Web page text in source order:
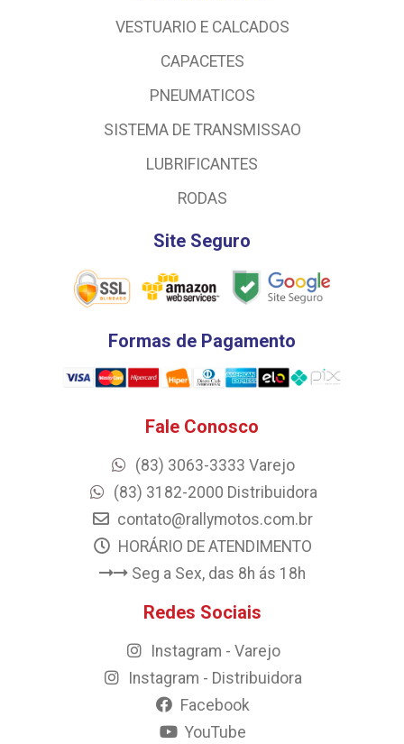
VESTUARIO E CALCADOS
CAPACETES
PNEUMATICOS
SISTEMA DE TRANSMISSAO
LUBRIFICANTES
RODAS
Site Seguro
Formas de Pagamento
Fale Conosco
(83) 3063-3333 Varejo
(83) 3182-2000 Distribuidora
contato@rallymotos.com.br
HORÁRIO DE ATENDIMENTO
Seg a Sex, das 8h ás 18h
Redes Sociais
Instagram - Varejo
Instagram - Distribuidora
Facebook
YouTube